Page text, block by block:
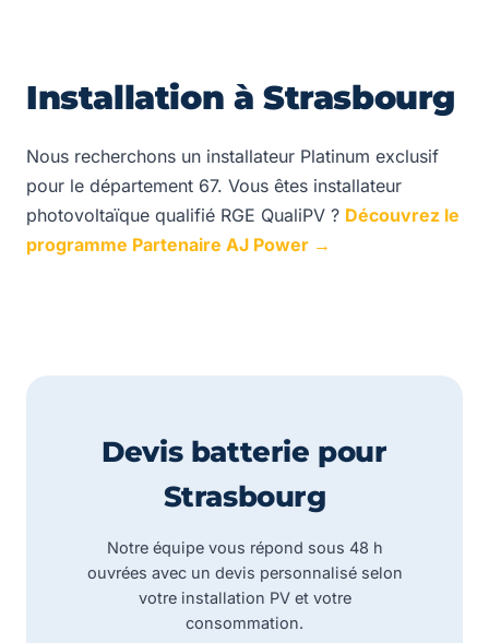
Installation à Strasbourg
Nous recherchons un installateur Platinum exclusif
pour le département 67. Vous êtes installateur
photovoltaïque qualifié RGE QualiPV ? Découvrez le
programme Partenaire AJ Power →
Devis batterie pour
Strasbourg
Notre équipe vous répond sous 48 h
ouvrées avec un devis personnalisé selon
votre installation PV et votre
consommation.